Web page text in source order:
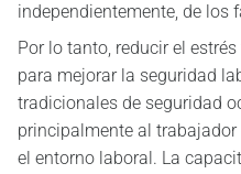
independientemente, de los
Por lo tanto, reducir el
para mejorar la seguridad
tradicionales de seguridad
principalmente al
el entorno laboral. La